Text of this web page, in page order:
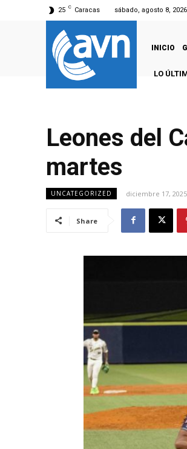
25 C Caracas sábado, agosto 8, 2026
INICIO
LO
Leones del
martes
UNCATEGORIZED diciembre 17, 2025
Share